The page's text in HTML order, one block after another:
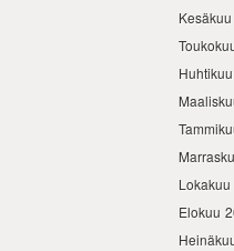
Lokakuu
Elokuu